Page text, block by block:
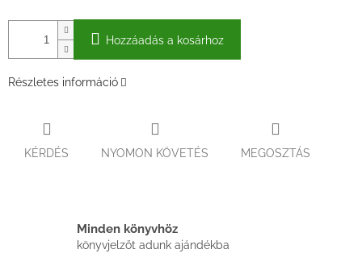
Hozzáadás a kosárhoz
Részletes információ
KÉRDÉS NYOMON KÖVETÉS MEGOSZTÁS
Minden könyvhöz
könyvjelzőt adunk ajándékba